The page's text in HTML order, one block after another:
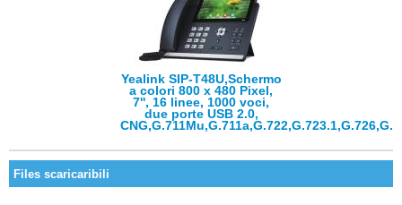
Yealink SIP-T48U,Schermo
a colori 800 x 480 Pixel,
7'', 16 linee, 1000 voci,
due porte USB 2.0,
Files scaricaribili